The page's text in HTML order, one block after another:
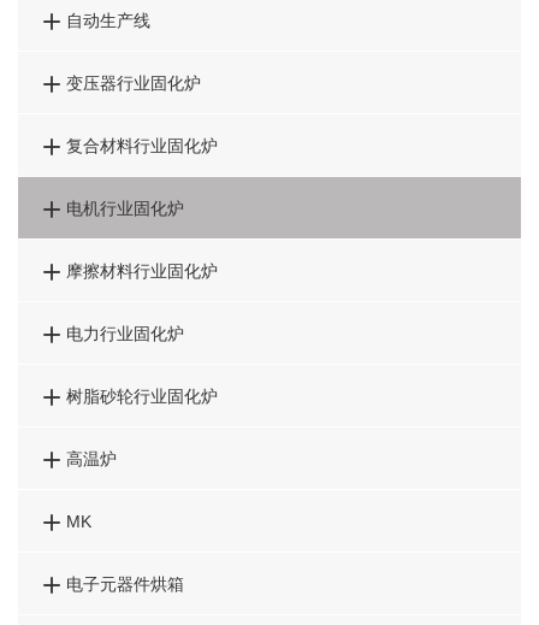
 自动生产线
 变压器行业固化炉
 复合材料行业固化炉
 电机行业固化炉
 摩擦材料行业固化炉
 电力行业固化炉
 树脂砂轮行业固化炉
 高温炉
 MK
 电子元器件烘箱